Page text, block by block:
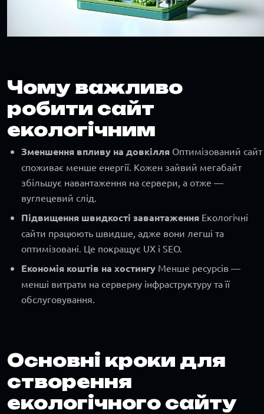
Чому важливо
робити сайт
екологічним
Зменшення впливу на довкілля Оптимізований сайт
споживає менше енергії. Кожен зайвий мегабайт
збільшує навантаження на сервери, а отже —
вуглецевий слід.
Підвищення швидкості завантаження Екологічні
сайти працюють швидше, адже вони легші та
оптимізовані. Це покращує UX і SEO.
Економія коштів на хостингу Менше ресурсів —
менші витрати на серверну інфраструктуру та її
обслуговування.
Основні кроки для
створення
екологічного сайту